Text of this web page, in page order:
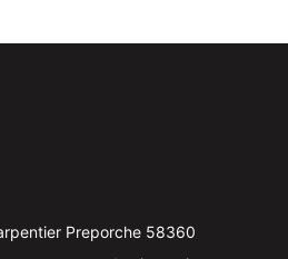
Preporche 58360